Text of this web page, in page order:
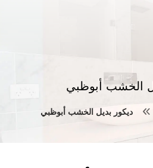
الخشب أبوظبي
ديكور بديل الخشب أبوظبي